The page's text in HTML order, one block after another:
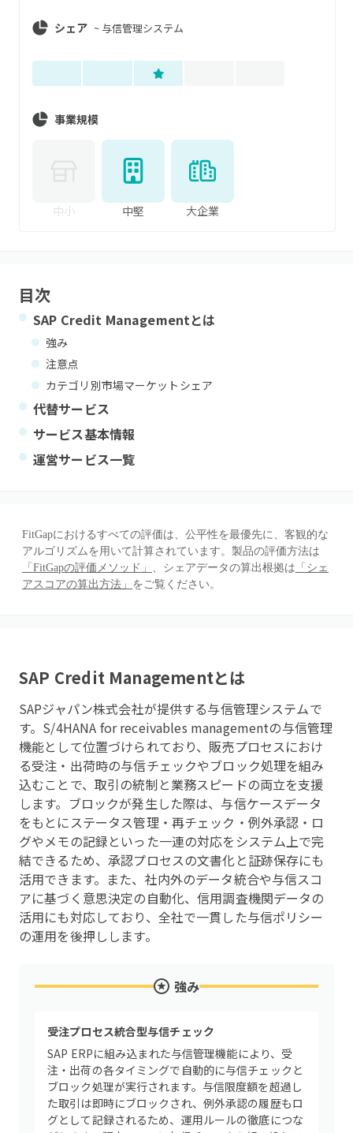
シェア ~ 与信管理システム
事業規模
中小 中堅 大企業
目次
SAP Credit Managementとは
強み
注意点
カテゴリ別市場マーケットシェア
代替サービス
サービス基本情報
運営サービス一覧
FitGapにおけるすべての評価は、公平性を最優先に、客観的な
アルゴリズムを用いて計算されています。製品の評価方法は
「FitGapの評価メソッド」 、シェアデータの算出根拠は 「シェ
アスコアの算出方法」 をご覧ください。
SAP Credit Managementとは
SAPジャパン株式会社が提供する与信管理システムで
す。S/4HANA for receivables managementの与信管理
機能として位置づけられており、販売プロセスにおけ
る受注・出荷時の与信チェックやブロック処理を組み
込むことで、取引の統制と業務スピードの両立を支援
します。ブロックが発生した際は、与信ケースデータ
をもとにステータス管理・再チェック・例外承認・ロ
グやメモの記録といった一連の対応をシステム上で完
結できるため、承認プロセスの文書化と証跡保存にも
活用できます。また、社内外のデータ統合や与信スコ
アに基づく意思決定の自動化、信用調査機関データの
活用にも対応しており、全社で一貫した与信ポリシー
の運用を後押しします。
強み
受注プロセス統合型与信チェック
SAP ERPに組み込まれた与信管理機能により、受
注・出荷の各タイミングで自動的に与信チェックと
ブロック処理が実行されます。与信限度額を超過し
た取引は即時にブロックされ、例外承認の履歴もロ
グとして記録されるため、運用ルールの徹底につな